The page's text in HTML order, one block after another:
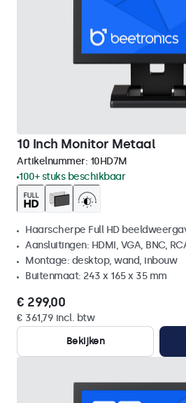
10 Inch Monitor Metaal
Artikelnummer: 10HD7M
100+ stuks beschikbaar
Haarscherpe Full HD
Aansluitingen: HDMI, VGA, BNC,
Montage: desktop, wand, inbouw
Buitenmaat: 243 x 165 x 35 mm
€ 299,00
€ 361,79 incl. btw
Bekijken